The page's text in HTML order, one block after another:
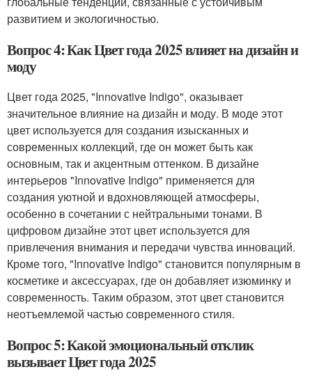
развитием и экологичностью.
Вопрос 4: Как Цвет года 2025 влияет на дизайн и
моду
Цвет года 2025, "Innovative Indigo", оказывает
значительное влияние на дизайн и моду. В моде этот
цвет используется для создания изысканных и
современных коллекций, где он может быть как
основным, так и акцентным оттенком. В дизайне
интерьеров "Innovative Indigo" применяется для
создания уютной и вдохновляющей атмосферы,
особенно в сочетании с нейтральными тонами. В
цифровом дизайне этот цвет используется для
привлечения внимания и передачи чувства инноваций.
Кроме того, "Innovative Indigo" становится популярным в
косметике и аксессуарах, где он добавляет изюминку и
современность. Таким образом, этот цвет становится
неотъемлемой частью современного стиля.
Вопрос 5: Какой эмоциональный отклик
вызывает Цвет года 2025